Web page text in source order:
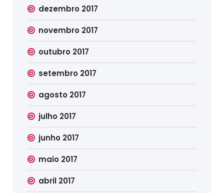
dezembro 2017
novembro 2017
outubro 2017
setembro 2017
agosto 2017
julho 2017
junho 2017
maio 2017
abril 2017